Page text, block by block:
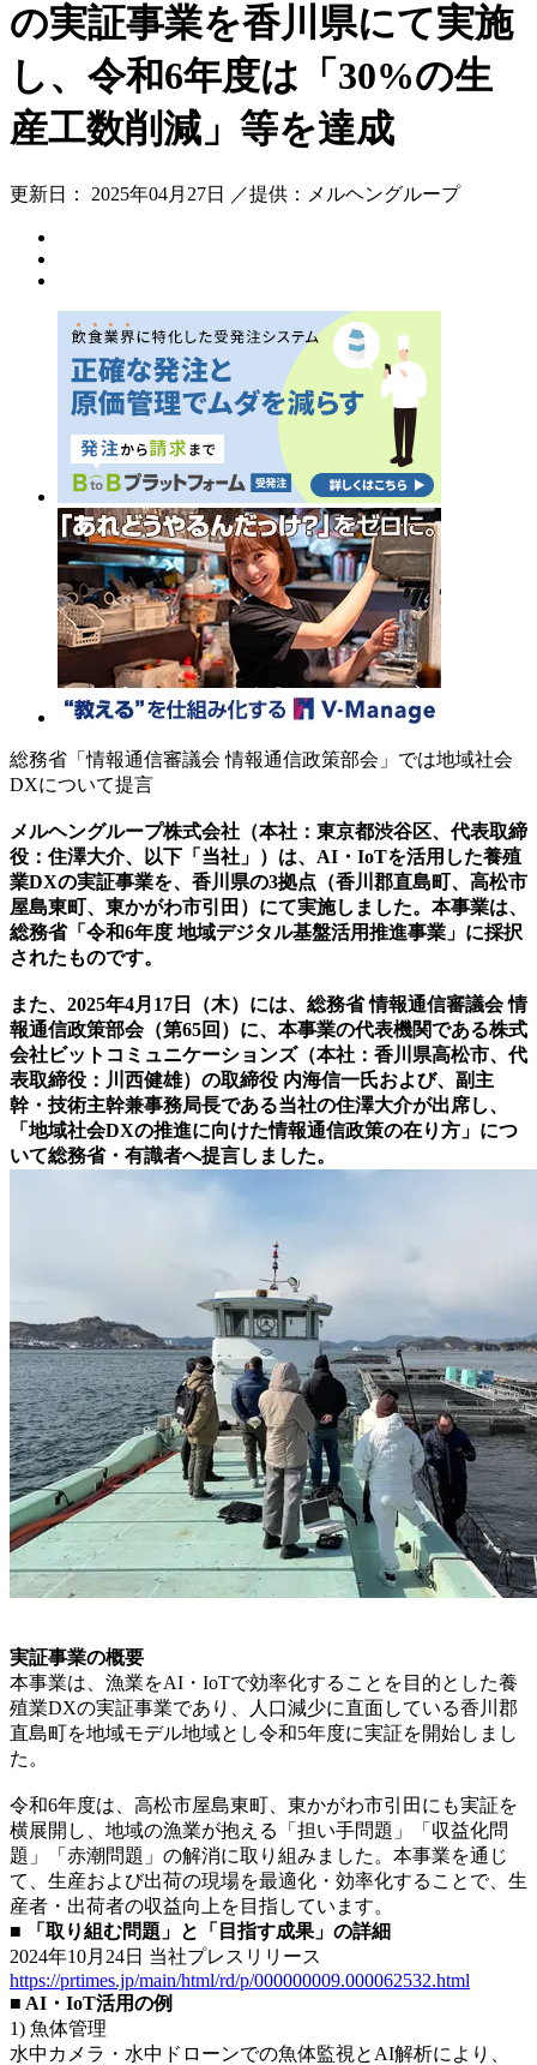
の実証事業を香川県にて実施
し、令和6年度は「30%の生
産工数削減」等を達成
更新日： 2025年04月27日 ／提供：メルヘングループ
総務省「情報通信審議会 情報通信政策部会」では地域社会
DXについて提言
メルヘングループ株式会社（本社：東京都渋谷区、代表取締
役：住澤大介、以下「当社」）は、AI・IoTを活用した養殖
業DXの実証事業を、香川県の3拠点（香川郡直島町、高松市
屋島東町、東かがわ市引田）にて実施しました。本事業は、
総務省「令和6年度 地域デジタル基盤活用推進事業」に採択
されたものです。
また、2025年4月17日（木）には、総務省 情報通信審議会 情
報通信政策部会（第65回）に、本事業の代表機関である株式
会社ビットコミュニケーションズ（本社：香川県高松市、代
表取締役：川西健雄）の取締役 内海信一氏および、副主
幹・技術主幹兼事務局長である当社の住澤大介が出席し、
「地域社会DXの推進に向けた情報通信政策の在り方」につ
いて総務省・有識者へ提言しました。
実証事業の概要
本事業は、漁業をAI・IoTで効率化することを目的とした養
殖業DXの実証事業であり、人口減少に直面している香川郡
直島町を地域モデル地域とし令和5年度に実証を開始しまし
た。
令和6年度は、高松市屋島東町、東かがわ市引田にも実証を
横展開し、地域の漁業が抱える「担い手問題」「収益化問
題」「赤潮問題」の解消に取り組みました。本事業を通じ
て、生産および出荷の現場を最適化・効率化することで、生
産者・出荷者の収益向上を目指しています。
■ 「取り組む問題」と「目指す成果」の詳細
2024年10月24日 当社プレスリリース
https://prtimes.jp/main/html/rd/p/000000009.000062532.html
■ AI・IoT活用の例
1) 魚体管理
水中カメラ・水中ドローンでの魚体監視とAI解析により、